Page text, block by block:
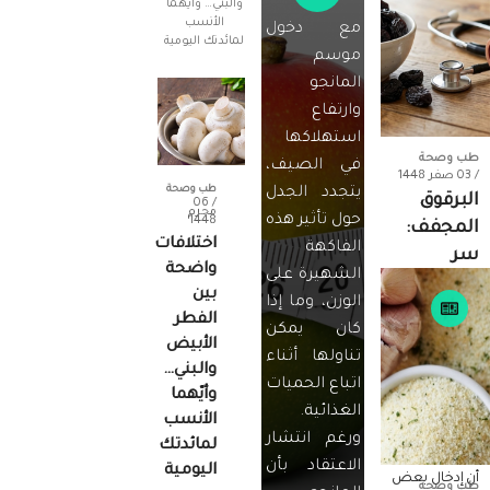
طب وصحة
/ 03 صفر 1448
البرقوق
المجفف:
سر
طبيعي
لتعزيز
صحة
القلب..
أظهرت العديد
من الدراسات
والأبحاث
الطبية الحديثة
أن إدخال بعض
طب وصحة
مع دخول
موسم
المانجو
وارتفاع
استهلاكها
في الصيف،
يتجدد الجدل
حول تأثير هذه
الفاكهة
الشهيرة على
الوزن، وما إذا
كان يمكن
تناولها أثناء
اتباع الحميات
الغذائية.
ورغم انتشار
الاعتقاد بأن
طب وصحة
/ 06
محرم
1448
اختلافات
واضحة
بين
الفطر
الأبيض
والبني…
وأيّهما
الأنسب
لمائدتك
اليومية